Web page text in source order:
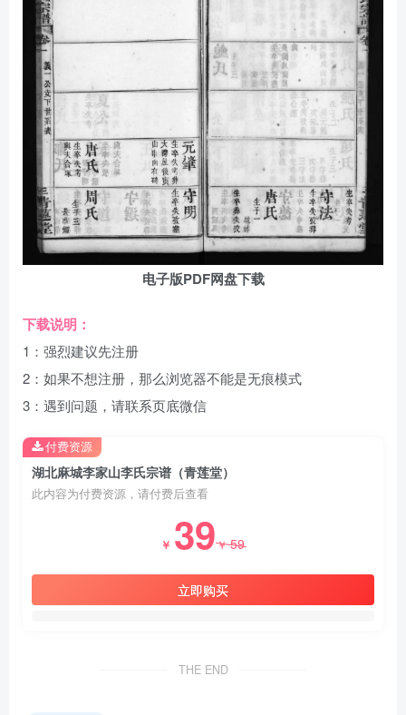
电子版PDF网盘下载
下载说明：
1：强烈建议先注册
2：如果不想注册，那么浏览器不能是无痕模式
3：遇到问题，请联系页底微信
湖北麻城李家山李氏宗谱（青莲堂）
此内容为付费资源，请付费后查看
￥ 39￥59
立即购买
付费资源
THE END